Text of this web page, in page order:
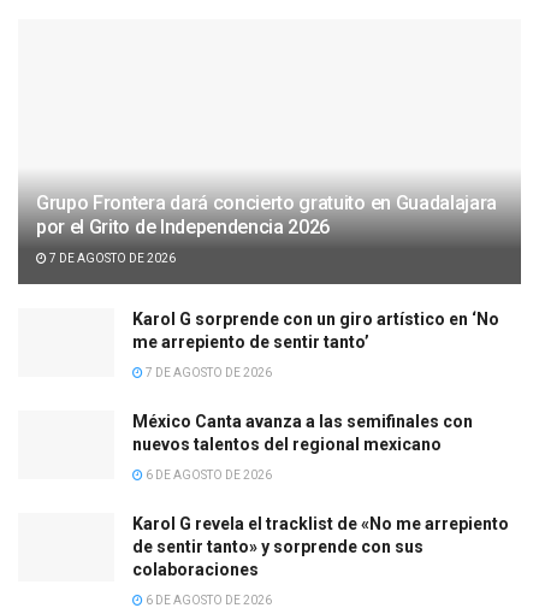
Grupo Frontera dará concierto gratuito en Guadalajara
por el Grito de Independencia 2026
7 DE AGOSTO DE 2026
Karol G sorprende con un giro artístico en ‘No
me arrepiento de sentir tanto’
7 DE AGOSTO DE 2026
México Canta avanza a las semifinales con
nuevos talentos del regional mexicano
6 DE AGOSTO DE 2026
Karol G revela el tracklist de «No me arrepiento
de sentir tanto» y sorprende con sus
colaboraciones
6 DE AGOSTO DE 2026